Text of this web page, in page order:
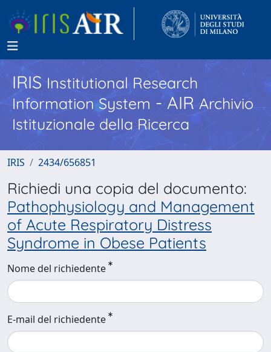
IRISInstitutional Research
Information System - AIR Archivio
Istituzionale della Ricerca
IRIS 2434/656851
Richiedi una copia del documento:
Pathophysiology and Management
of Acute Respiratory Distress
Syndrome in Obese Patients
Nome del richiedente
E-mail del richiedente